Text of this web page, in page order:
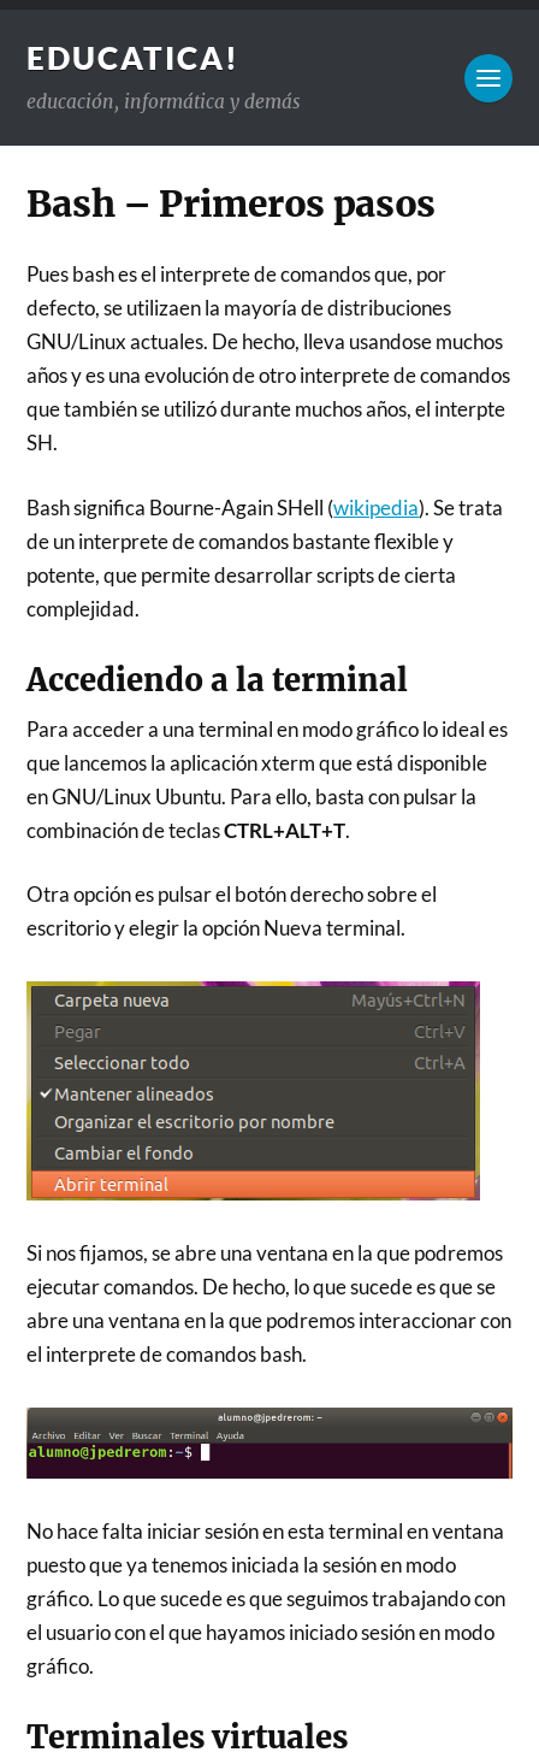
EDUCATICA!
educación, informática y demás
Bash – Primeros pasos
Pues bash es el interprete de comandos que, por
defecto, se utilizaen la mayoría de distribuciones
GNU/Linux actuales. De hecho, lleva usandose muchos
años y es una evolución de otro interprete de comandos
que también se utilizó durante muchos años, el interpte
SH.
Bash significa Bourne-Again SHell (wikipedia). Se trata
de un interprete de comandos bastante flexible y
potente, que permite desarrollar scripts de cierta
complejidad.
Accediendo a la terminal
Para acceder a una terminal en modo gráfico lo ideal es
que lancemos la aplicación xterm que está disponible
en GNU/Linux Ubuntu. Para ello, basta con pulsar la
combinación de teclasCTRL+ALT+T.
Otra opción es pulsar el botón derecho sobre el
escritorio y elegir la opción Nueva terminal.
Si nos fijamos, se abre una ventana en la que podremos
ejecutar comandos. De hecho, lo que sucede es que se
abre una ventana en la que podremos interaccionar con
el interprete de comandos bash.
No hace falta iniciar sesión en esta terminal en ventana
puesto que ya tenemos iniciada la sesión en modo
gráfico. Lo que sucede es que seguimos trabajando con
el usuario con el que hayamos iniciado sesión en modo
gráfico.
Terminales virtuales